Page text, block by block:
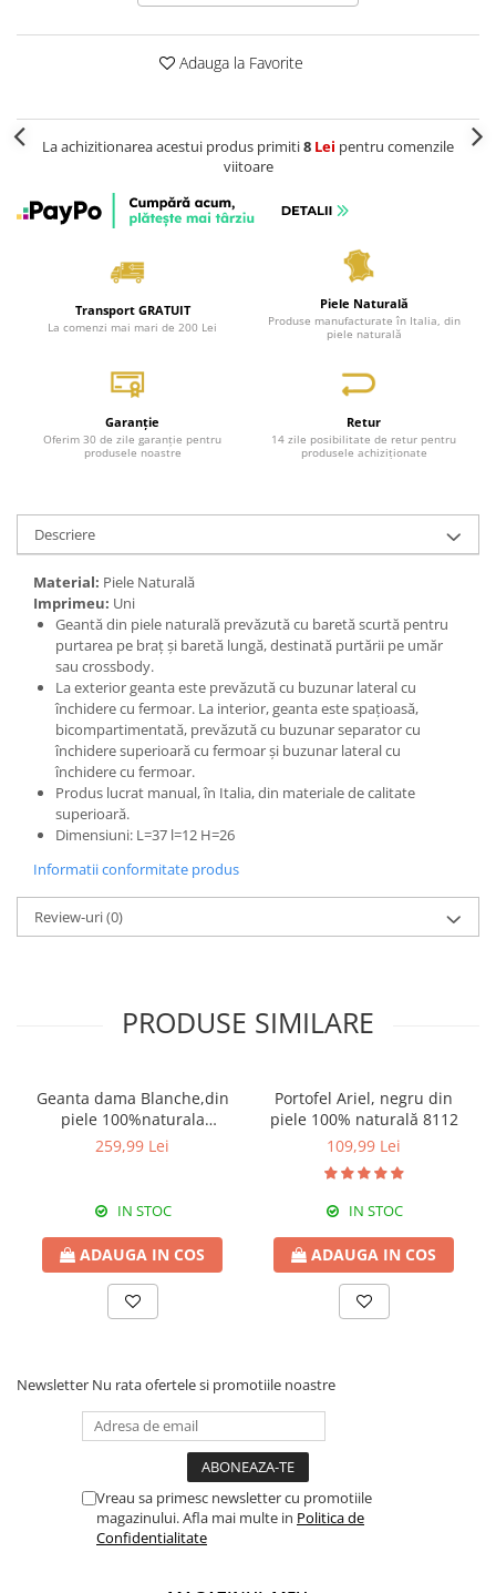
Adauga la Favorite
La achizitionarea acestui produs primiti8 Lei pentru comenzile
viitoare
Transport GRATUIT
La comenzi mai mari de 200 Lei
Piele Naturală
Produse manufacturate în Italia, din
piele naturală
Garanție
Oferim 30 de zile garanție pentru
produsele noastre
Retur
14 zile posibilitate de retur pentru
produsele achiziționate
Descriere
Material: Piele Naturală
Imprimeu: Uni
Geantă din piele naturală prevăzută cu baretă scurtă pentru
purtarea pe braț și baretă lungă, destinată purtării pe umăr
sau crossbody.
La exterior geanta este prevăzută cu buzunar lateral cu
închidere cu fermoar. La interior, geanta este spațioasă,
bicompartimentată, prevăzută cu buzunar separator cu
închidere superioară cu fermoar și buzunar lateral cu
închidere cu fermoar.
Produs lucrat manual, în Italia, din materiale de calitate
superioară.
Dimensiuni: L=37 l=12 H=26
Informatii conformitate produs
Review-uri(0)
PRODUSE SIMILARE
Geanta dama Blanche,din
piele 100%naturala
Italia,8246,negru
259,99 Lei
IN STOC
ADAUGA IN COS
Portofel Ariel, negru din
piele 100% naturală 8112
109,99 Lei
IN STOC
ADAUGA IN COS
Newsletter Nu rata ofertele si promotiile noastre
Vreau sa primesc newsletter cu promotiile
magazinului. Afla mai multe in Politica de
Confidentialitate